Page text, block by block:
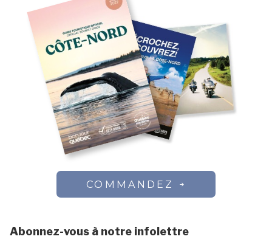
COMMANDEZ
Abonnez-vous à notre infolettre